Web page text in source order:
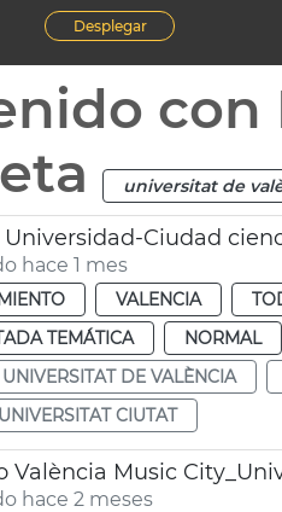
Desplegar
universitat de
Ciudad
hace 1 mes
VALENCIA
TEMÁTICA
NORMAL
UNIVERSITAT DE VALÈNCIA
CIUTAT
València Music
hace 2 meses